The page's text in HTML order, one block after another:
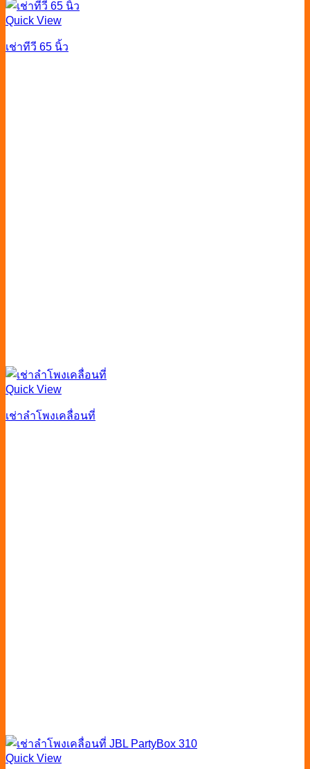
Quick View
เช่าทีวี 65 นิ้ว
Quick View
เช่าลำโพงเคลื่อนที่
Quick View